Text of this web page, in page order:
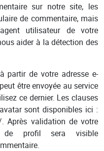
sur notre site, les
de commentaire, mais
utilisateur de votre
aider à la détection des
partir de votre adresse e-
être envoyée au service
ce dernier. Les clauses
sont disponibles ici :
Après validation de votre
de profil sera visible